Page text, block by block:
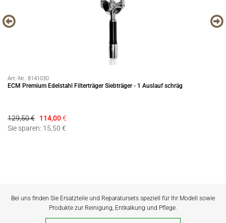
Art.-Nr.: 8141030
ECM Premium Edelstahl Filterträger Siebträger - 1 Auslauf schräg
129,50 € 114,00€
Sie sparen: 15,50 €
Bei uns finden Sie Ersatzteile und Reparatursets speziell für Ihr Modell sowie
Produkte zur Reinigung, Entkalkung und Pflege.